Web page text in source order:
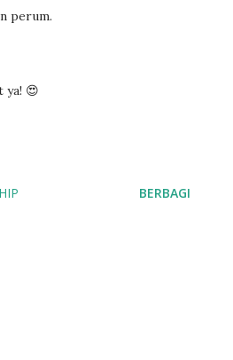
perum.
ya! 😍
BERBAGI